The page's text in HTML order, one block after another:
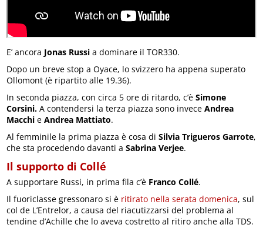
E’ ancora Jonas Russi a dominare il TOR330.
Dopo un breve stop a Oyace, lo svizzero ha appena superato
Ollomont (è ripartito alle 19.36).
In seconda piazza, con circa 5 ore di ritardo, c’èSimone
Corsini.A contendersi la terza piazza sono inveceAndrea
Macchi eAndrea Mattiato.
Al femminile la prima piazza è cosa diSilvia Trigueros Garrote,
che sta procedendo davanti aSabrina Verjee.
Il supporto di Collé
A supportare Russi, in prima fila c’è Franco Collé.
Il fuoriclasse gressonaro si è ritirato nella serata domenica, sul
col de L’Entrelor, a causa del riacutizzarsi del problema al
tendine d’Achille che lo aveva costretto al ritiro anche alla TDS.